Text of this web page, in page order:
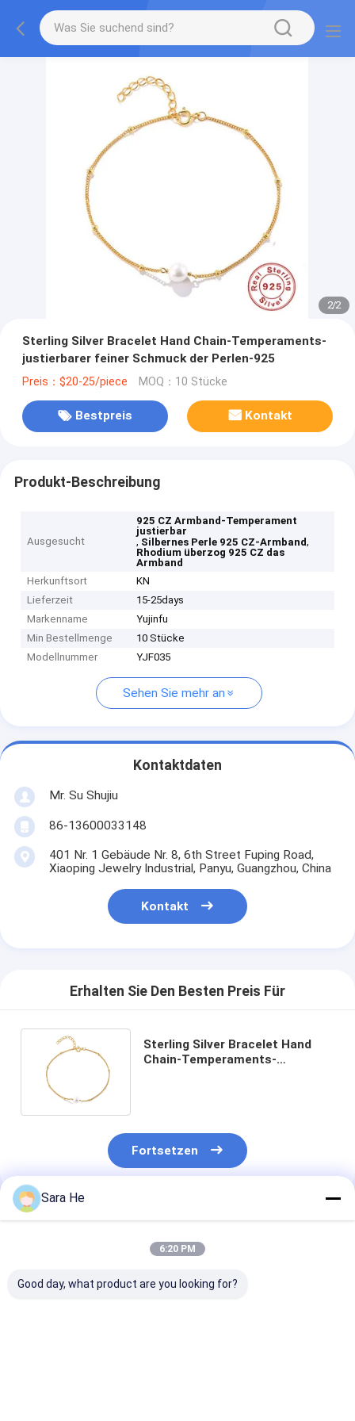
2/2
Sterling Silver Bracelet Hand Chain-Temperaments-
justierbarer feiner Schmuck der Perlen-925
Preis：$20-25/piece MOQ：10 Stücke
Bestpreis Kontakt
Produkt-Beschreibung
Ausgesucht
925 CZ Armband-Temperament
justierbar
, Silbernes Perle 925 CZ-Armband,
Rhodium überzog 925 CZ das
Armband
Herkunftsort
KN
Lieferzeit
15-25days
Markenname
Yujinfu
Min Bestellmenge
10 Stücke
Modellnummer
YJF035
Sehen Sie mehr an
Kontaktdaten
Mr. Su Shujiu
86-13600033148
401 Nr. 1 Gebäude Nr. 8, 6th Street Fuping Road,
Xiaoping Jewelry Industrial, Panyu, Guangzhou, China
Kontakt
Erhalten Sie Den Besten Preis Für
Sterling Silver Bracelet Hand
Chain-Temperaments-
Fortsetzen
Empfohlene Produkte
Sara He
6:20 PM
Good day, what product are you looking for?